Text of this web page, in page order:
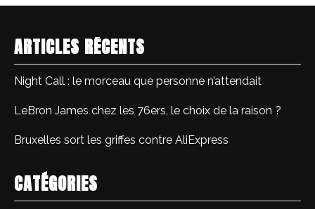
ARTICLES RÉCENTS
Night Call : le morceau que personne n’attendait
LeBron James chez les 76ers, le choix de la raison ?
Bruxelles sort les griffes contre AliExpress
CATÉGORIES